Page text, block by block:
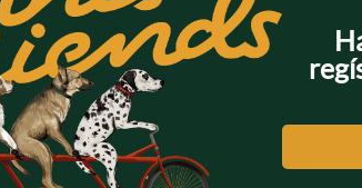
tendencia, y eso incluye a los hombres, por eso
para niños y niñas
toda la familia y eso incluye a los más pequeños.
a su clóset.